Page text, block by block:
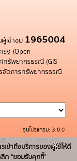
เข้าชม 1965004
รัฐ (Open
ทรัพยากรธรณี (GIS
จัดการทรัพยากรธรณี
รุ่นโปรแกรม: 3.0.0
วันที่: 2025-05-
19
เข้าถึงบริการของผู้ใช้ให้ดี
ก "ยอมรับคุกกี้"
x